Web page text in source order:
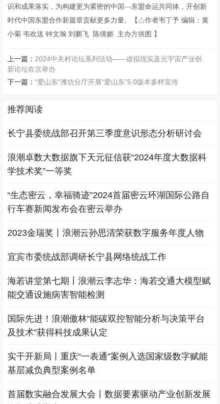
识和成果落实，为构建更为紧密的中国—东盟命运共同体，开创新
时代中国东盟合作新篇章贡献更多力量。【△作者韦丁予 编辑：黄
小菊 韦欢送 钟文瀚 刘鹏飞 陈倩媚 主办方供图 】
上一篇： 2024中关村论坛系列活动——虚拟现实及元宇宙产业创
新论坛在京举办
下一篇：“爱山东”潍坊分厅开展“爱山东”5.0版本多样宣传
推荐阅读
长宁县委统战部召开第三季度意识形态分析研讨会
浪潮卓数大数据旗下天元征信获“2024年度大数据科
学技术奖”一等奖
“生态密云，幸福骑迹”2024首届密云环湖国际公路自
行车赛新闻发布会在密云举办
2023金瑞奖丨浪潮云孙思清荣获数字服务年度人物
宜宾市委统战部调研长宁县网络统战工作
海若讲堂第七期丨浪潮云李志华：海若交通大模型赋
能交通设施病害智能检测
国际先进！浪潮傲林“能碳双控智能分析与决策平台
及技术”获得科技成果认定
实干开新局丨重庆“一表通”案例入选国家级数字赋能
基层减负典型案例名单
首届数实融合发展大会丨数据要素驱动产业创新发展